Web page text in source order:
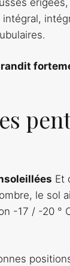
Et
le sol
-17 / -20 °